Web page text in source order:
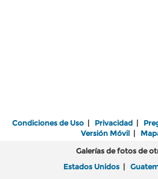
Condiciones de Uso | Privacidad |
Versión Móvil|
Galerías de fotos de
Estados Unidos |